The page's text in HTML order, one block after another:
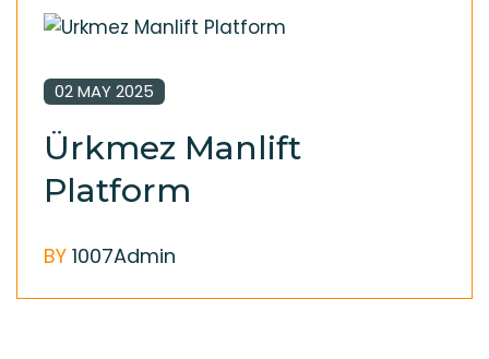
02 MAY 2025
Ürkmez Manlift
Platform
BY 1007Admin